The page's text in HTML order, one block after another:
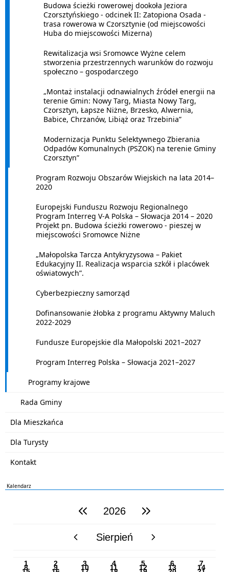
Budowa ścieżki rowerowej dookoła Jeziora
Czorsztyńskiego - odcinek II: Zatopiona Osada -
trasa rowerowa w Czorsztynie (od miejscowości
Huba do miejscowości Mizerna)
Rewitalizacja wsi Sromowce Wyżne celem
stworzenia przestrzennych warunków do rozwoju
społeczno – gospodarczego
„Montaż instalacji odnawialnych źródeł energii na
terenie Gmin: Nowy Targ, Miasta Nowy Targ,
Czorsztyn, Łapsze Niżne, Brzesko, Alwernia,
Babice, Chrzanów, Libiąż oraz Trzebinia”
Modernizacja Punktu Selektywnego Zbierania
Odpadów Komunalnych (PSZOK) na terenie Gminy
Czorsztyn”
Program Rozwoju Obszarów Wiejskich na lata 2014–
2020
Europejski Funduszu Rozwoju Regionalnego
Program Interreg V-A Polska – Słowacja 2014 – 2020
Projekt pn. Budowa ścieżki rowerowo - pieszej w
miejscowości Sromowce Niżne
„Małopolska Tarcza Antykryzysowa – Pakiet
Edukacyjny II. Realizacja wsparcia szkół i placówek
oświatowych”.
Cyberbezpieczny samorząd
Dofinansowanie żłobka z programu Aktywny Maluch
2022-2029
Fundusze Europejskie dla Małopolski 2021–2027
Program Interreg Polska – Słowacja 2021–2027
Programy krajowe
Rada Gminy
Dla Mieszkańca
Dla Turysty
Kontakt
Kalendarz
poprzedni rok2026 następny rok
poprzedni miesiącSierpień następny miesiąc
1 2 3 4 5 6 7
8 9 10 11 12 13 14